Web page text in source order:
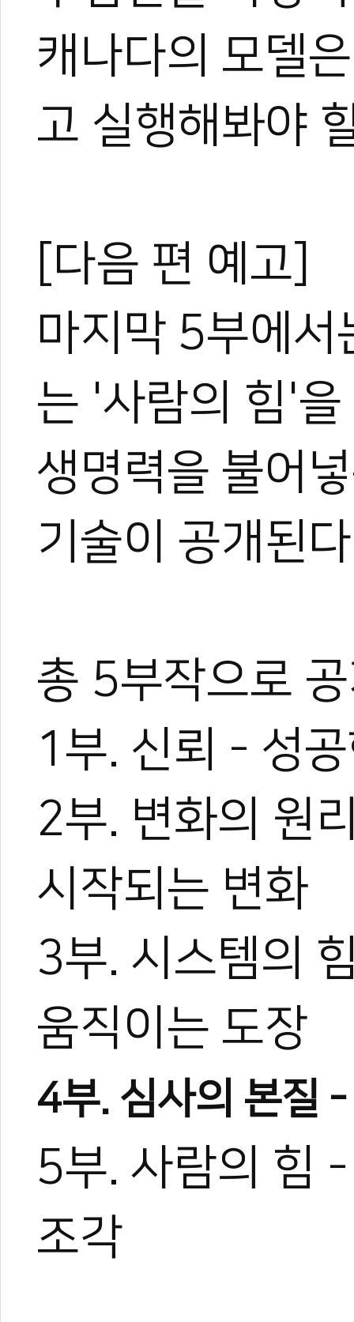
캐나다의 모델
고 실행해봐야
[다음 편 예고]
마지막 5부에서
는 '사람의 힘'
생명력을 불어
기술이 공개된
총 5부작으로
1부. 신뢰 - 성
2부. 변화의 원
시작되는 변화
3부. 시스템의
움직이는 도장
4부. 심사의 본질
5부. 사람의 힘
조각